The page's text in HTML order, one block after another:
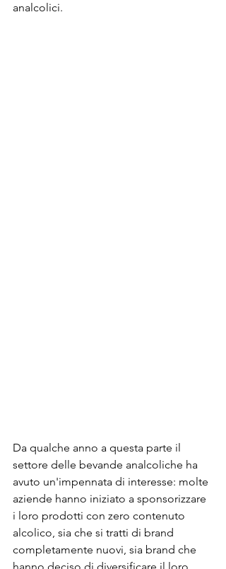
analcolici.
Da qualche anno a questa parte il
settore delle bevande analcoliche ha
avuto un'impennata di interesse: molte
aziende hanno iniziato a sponsorizzare
i loro prodotti con zero contenuto
alcolico, sia che si tratti di brand
completamente nuovi, sia brand che